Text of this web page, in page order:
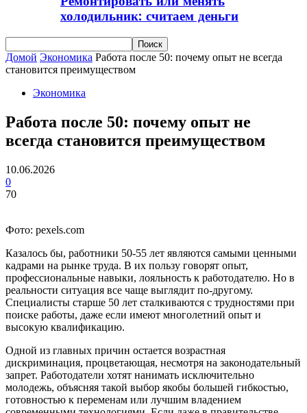
холодильник: считаем деньги
Домой Экономика Работа после 50: почему опыт не всегда
становится преимуществом
Экономика
Работа после 50: почему опыт не
всегда становится преимуществом
10.06.2026
0
70
Фото: pexels.com
Казалось бы, работники 50-55 лет являются самыми ценными
кадрами на рынке труда. В их пользу говорят опыт,
профессиональные навыки, лояльность к работодателю. Но в
реальности ситуация все чаще выглядит по-другому.
Специалисты старше 50 лет сталкиваются с трудностями при
поиске работы, даже если имеют многолетний опыт и
высокую квалификацию.
Одной из главных причин остается возрастная
дискриминация, процветающая, несмотря на законодательный
запрет. Работодатели хотят нанимать исключительно
молодежь, объясняя такой выбор якобы большей гибкостью,
готовностью к переменам или лучшим владением